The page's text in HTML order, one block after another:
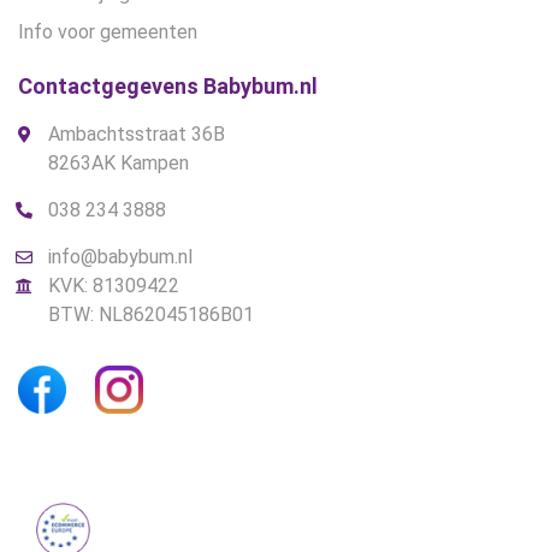
Info voor gemeenten
Contactgegevens Babybum.nl
Ambachtsstraat 36B
8263AK Kampen
038 234 3888
info@babybum.nl
KVK: 81309422
BTW: NL862045186B01